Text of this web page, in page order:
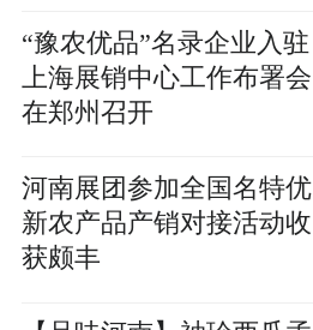
“豫农优品”名录企业入驻
上海展销中心工作布署会
在郑州召开
河南展团参加全国名特优
新农产品产销对接活动收
获颇丰